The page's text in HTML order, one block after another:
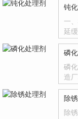
钝
一
延
磷
磷
造
除
除